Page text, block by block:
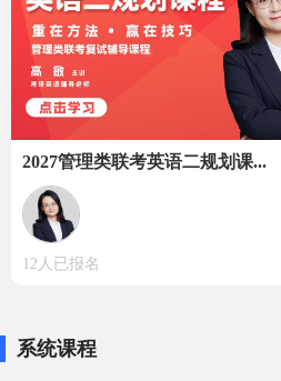
2027管理类联考英语二规划课...
12人已报名
系统课程